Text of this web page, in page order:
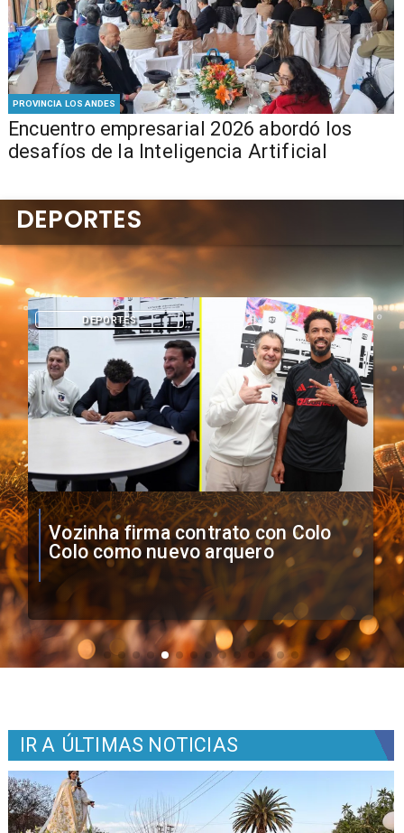
PROVINCIA LOS ANDES
Encuentro empresarial 2026 abordó los
desafíos de la Inteligencia Artificial
O'Higgins cae por penales ante
Boca Juniors en Copa
Sudamericana
DEPORTES
DEPORTES
IR A ÚLTIMAS NOTICIAS